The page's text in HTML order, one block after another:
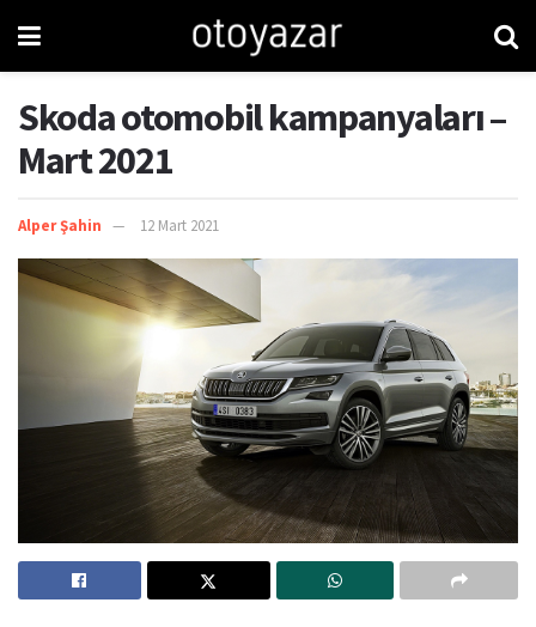
Skoda otomobil kampanyaları –
Mart 2021
Alper Şahin 12 Mart 2021